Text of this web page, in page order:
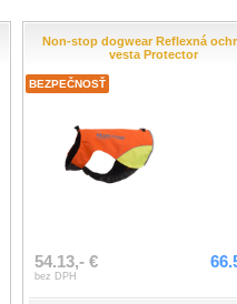
Non-stop dogwear Reflexná
vesta Protector
BEZPEČNOSŤ
54.13,- €
bez DPH